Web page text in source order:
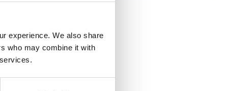
experience. We also share
who may combine it with